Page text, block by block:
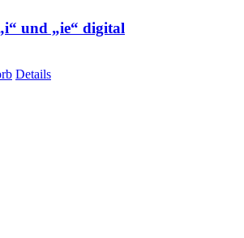
und „ie“ digital
Details